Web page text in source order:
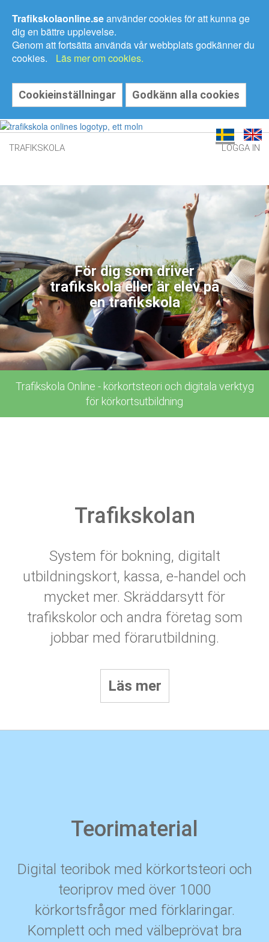
Trafikskolaonline.seanvänder cookies för att kunna ge
dig en bättre upplevelse.
Genom att fortsätta använda vår webbplats godkänner du
cookies.
Läs mer om cookies.
Cookieinställningar Godkänn alla cookies
TRAFIKSKOLA LOGGA IN
För dig som driver
trafikskola eller är elev på
en trafikskola
Trafikskola Online - körkortsteori och digitala verktyg
för körkortsutbildning
Trafikskolan
System för bokning, digitalt
utbildningskort, kassa, e-handel och
mycket mer. Skräddarsytt för
trafikskolor och andra företag som
jobbar med förarutbildning.
Läs mer
Teorimaterial
Digital teoribok med körkortsteori och
teoriprov med över 1000
körkortsfrågor med förklaringar.
Komplett och med välbeprövat bra